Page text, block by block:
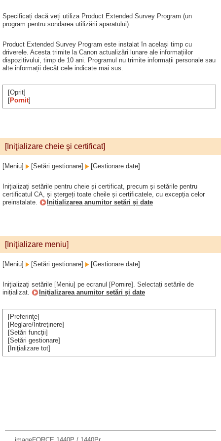
Specificați dacă veți utiliza Product Extended Survey Program (un
program pentru sondarea utilizării aparatului).
Product Extended Survey Program este instalat în același timp cu
driverele. Acesta trimite la Canon actualizări lunare ale informațiilor
dispozitivului, timp de 10 ani. Programul nu trimite informații personale sau
alte informații decât cele indicate mai sus.
[Oprit]
[Pornit]
[Iniţializare cheie şi certificat]
[Meniu] [Setări gestionare] [Gestionare date]
Inițializați setările pentru cheie și certificat, precum și setările pentru
certificatul CA, și ștergeți toate cheile și certificatele, cu excepția celor
preinstalate.
Inițializarea anumitor setări și date
[Iniţializare meniu]
[Meniu] [Setări gestionare] [Gestionare date]
Inițializați setările [Meniu] pe ecranul [Pornire]. Selectați setările de
inițializat.
Inițializarea anumitor setări și date
[Preferinţe]
[Reglare/Întreţinere]
[Setări funcţii]
[Setări gestionare]
[Iniţializare tot]